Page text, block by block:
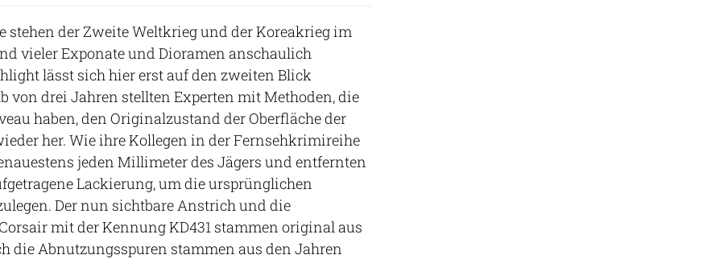
stehen der Zweite Weltkrieg und der Koreakrieg im
vieler Exponate und Dioramen anschaulich
lässt sich hier erst auf den zweiten Blick
von drei Jahren stellten Experten mit Methoden, die
haben, den Originalzustand der Oberfläche der
her. Wie ihre Kollegen in der Fernsehkrimireihe
jeden Millimeter des Jägers und entfernten
Lackierung, um die ursprünglichen
Der nun sichtbare Anstrich und die
mit der Kennung KD431 stammen original aus
die Abnutzungsspuren stammen aus den Jahren